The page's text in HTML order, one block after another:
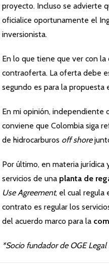
proyecto. Incluso se advierte
oficialice oportunamente el
inversionista.
En lo que tiene que ver con
contraoferta. La oferta debe
segundo es para la propuesta
En mi opinión, independiente
conviene que Colombia siga
de hidrocarburos off shore
Por último, en materia
servicios de una planta de
Use Agreement, el cual regula
contrato es regular los
del acuerdo marco para la
*Socio fundador de OGE Legal